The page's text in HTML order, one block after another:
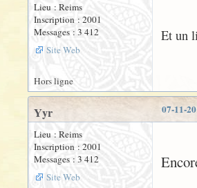
Lieu : Reims
Inscription : 2001
Messages : 3 412
Site Web
Et un
Hors ligne
07-11-
Yyr
Lieu : Reims
Inscription : 2001
Messages : 3 412
Site Web